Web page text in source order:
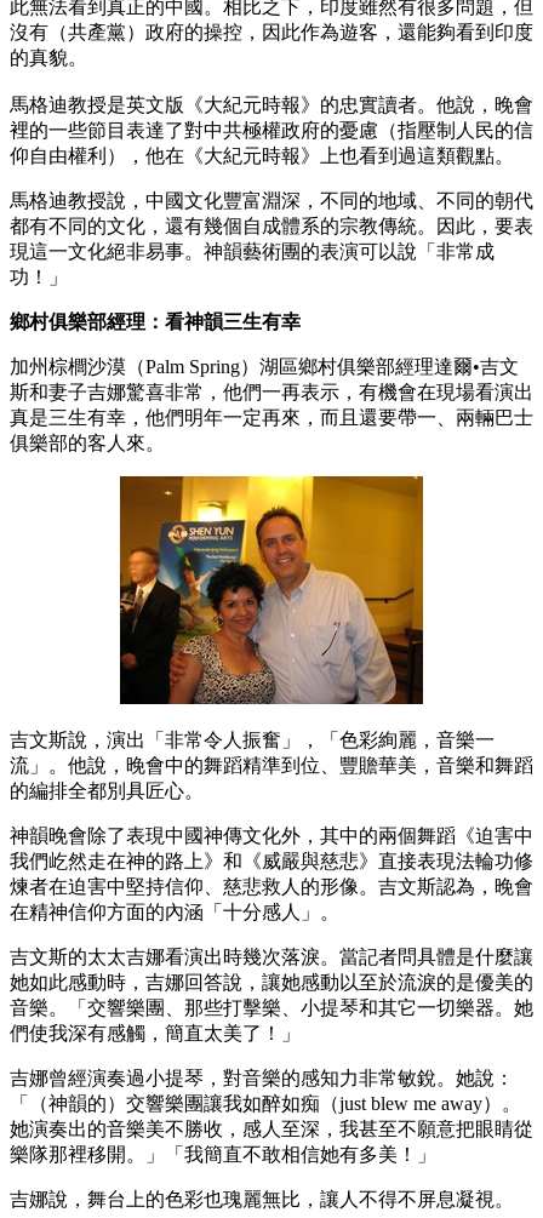
此無法看到真正的中國。相比之下，印度雖然有很多問題，但
沒有（共產黨）政府的操控，因此作為遊客，還能夠看到印度
的真貌。
馬格迪教授是英文版《大紀元時報》的忠實讀者。他說，晚會
裡的一些節目表達了對中共極權政府的憂慮（指壓制人民的信
仰自由權利），他在《大紀元時報》上也看到過這類觀點。
馬格迪教授說，中國文化豐富淵深，不同的地域、不同的朝代
都有不同的文化，還有幾個自成體系的宗教傳統。因此，要表
現這一文化絕非易事。神韻藝術團的表演可以說「非常成
功！」
鄉村俱樂部經理：看神韻三生有幸
加州棕櫚沙漠（Palm Spring）湖區鄉村俱樂部經理達爾•吉文
斯和妻子吉娜驚喜非常，他們一再表示，有機會在現場看演出
真是三生有幸，他們明年一定再來，而且還要帶一、兩輛巴士
俱樂部的客人來。
吉文斯說，演出「非常令人振奮」，「色彩絢麗，音樂一
流」。他說，晚會中的舞蹈精準到位、豐贍華美，音樂和舞蹈
的編排全都別具匠心。
神韻晚會除了表現中國神傳文化外，其中的兩個舞蹈《迫害中
我們屹然走在神的路上》和《威嚴與慈悲》直接表現法輪功修
煉者在迫害中堅持信仰、慈悲救人的形像。吉文斯認為，晚會
在精神信仰方面的內涵「十分感人」。
吉文斯的太太吉娜看演出時幾次落淚。當記者問具體是什麼讓
她如此感動時，吉娜回答說，讓她感動以至於流淚的是優美的
音樂。「交響樂團、那些打擊樂、小提琴和其它一切樂器。她
們使我深有感觸，簡直太美了！」
吉娜曾經演奏過小提琴，對音樂的感知力非常敏銳。她說：
「（神韻的）交響樂團讓我如醉如痴（just blew me away）。
她演奏出的音樂美不勝收，感人至深，我甚至不願意把眼睛從
樂隊那裡移開。」「我簡直不敢相信她有多美！」
吉娜說，舞台上的色彩也瑰麗無比，讓人不得不屏息凝視。